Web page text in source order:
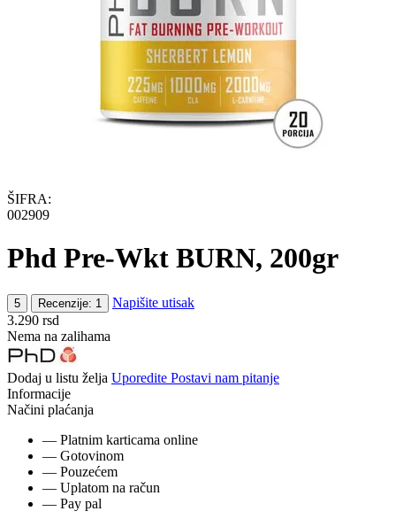
ŠIFRA:
002909
Phd Pre-Wkt BURN, 200gr
5 Recenzije: 1
Napišite utisak
3.290 rsd
Nema na zalihama
Dodaj u listu želja Uporedite Postavi nam pitanje
Informacije
Načini plaćanja
— Platnim karticama online
— Gotovinom
— Pouzećem
— Uplatom na račun
— Pay pal